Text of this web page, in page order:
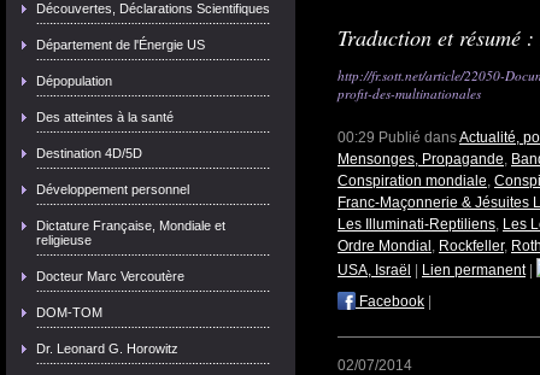
Découvertes, Déclarations Scientifiques
Département de l'Énergie US
Dépopulation
Des atteintes à la santé
Destination 4D/5D
Développement personnel
Dictature Française, Mondiale et
religieuse
Docteur Marc Vercoutère
DOM-TOM
Dr. Leonard G. Horowitz
Traduction et résumé
http://fr.sott.net/article/22050-
profit-des-multinationales
00:29 Publié dansActualité,
Mensonges, Propagande,
Conspiration mondiale,
Franc-Maçonnerie & Jésuites
Les Illuminati-Reptiliens, Les
Ordre Mondial , Rockfeller,
USA, Israël
Lien permanent|
Facebook
02/07/2014